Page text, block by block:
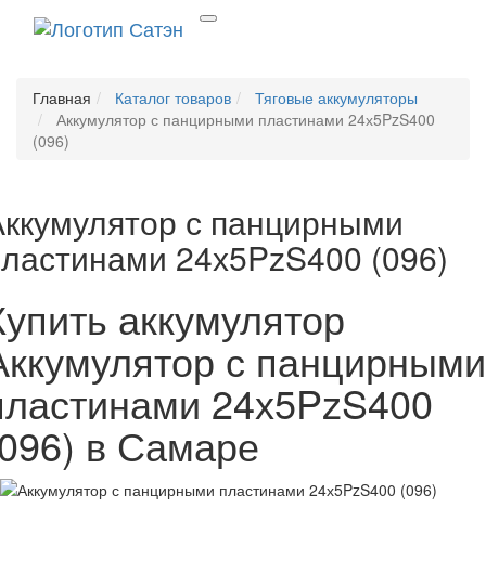
Главная Каталог товаров
Тяговые аккумуляторы
Аккумулятор с панцирными пластинами 24х5PzS400
(096)
с панцирными
24х5PzS400 (096)
аккумулятор
с панцирными
24х5PzS400
в Самаре